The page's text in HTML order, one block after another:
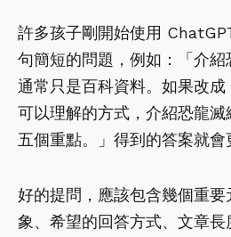
許多孩子剛開始使用
句簡短的問題，例如：「介
通常只是百科資料。如果改成
可以理解的方式，介紹恐龍
五個重點。」得到的答案就會
好的提問，應該包含幾個重
象、希望的回答方式、文章